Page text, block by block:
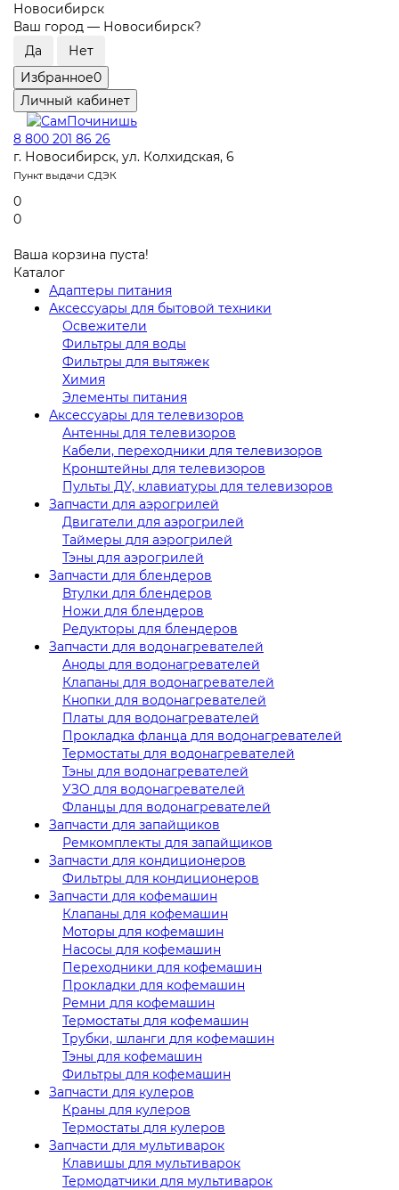
Новосибирск
Ваш город — Новосибирск?
Избранное0
Личный кабинет
8 800 201 86 26
г. Новосибирск, ул. Колхидская, 6
Пункт выдачи СДЭК
0
0
Ваша корзина пуста!
Каталог
Адаптеры питания
Аксессуары для бытовой техники
Освежители
Фильтры для воды
Фильтры для вытяжек
Химия
Элементы питания
Аксессуары для телевизоров
Антенны для телевизоров
Кабели, переходники для телевизоров
Кронштейны для телевизоров
Пульты ДУ, клавиатуры для телевизоров
Запчасти для аэрогрилей
Двигатели для аэрогрилей
Таймеры для аэрогрилей
Тэны для аэрогрилей
Запчасти для блендеров
Втулки для блендеров
Ножи для блендеров
Редукторы для блендеров
Запчасти для водонагревателей
Аноды для водонагревателей
Клапаны для водонагревателей
Кнопки для водонагревателей
Платы для водонагревателей
Прокладка фланца для водонагревателей
Термостаты для водонагревателей
Тэны для водонагревателей
УЗО для водонагревателей
Фланцы для водонагревателей
Запчасти для запайщиков
Ремкомплекты для запайщиков
Запчасти для кондиционеров
Фильтры для кондиционеров
Запчасти для кофемашин
Клапаны для кофемашин
Моторы для кофемашин
Насосы для кофемашин
Переходники для кофемашин
Прокладки для кофемашин
Ремни для кофемашин
Термостаты для кофемашин
Трубки, шланги для кофемашин
Тэны для кофемашин
Фильтры для кофемашин
Запчасти для кулеров
Краны для кулеров
Термостаты для кулеров
Запчасти для мультиварок
Клавишы для мультиварок
Термодатчики для мультиварок